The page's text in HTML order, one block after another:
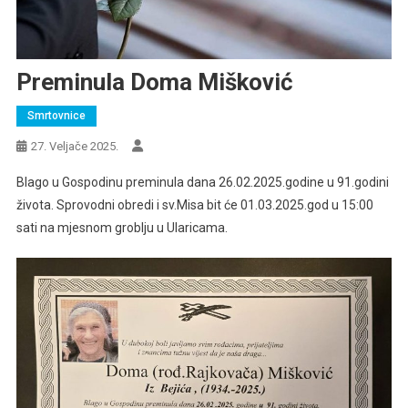
Preminula Doma Mišković
Smrtovnice
27. Veljače 2025.
Blago u Gospodinu preminula dana 26.02.2025.godine u 91.godini
života. Sprovodni obredi i sv.Misa bit će 01.03.2025.god u 15:00
sati na mjesnom groblju u Ularicama.